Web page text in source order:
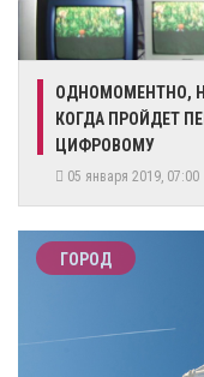
ОДНОМОМЕНТНО,
КОГДА ПРОЙДЕТ
ЦИФРОВОМУ
05 января 2019, 07:00
ГОРОД